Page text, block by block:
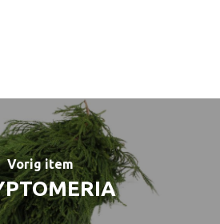
Vorig item